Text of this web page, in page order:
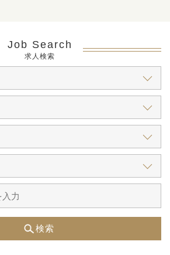
Job Search
求人検索
検索